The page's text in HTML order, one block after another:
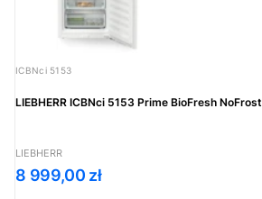
Kod produktu
ICBNci 5153
LIEBHERR ICBNci 5153 Prime BioFresh NoFrost
PRODUCENT
LIEBHERR
Cena
8 999,00 zł